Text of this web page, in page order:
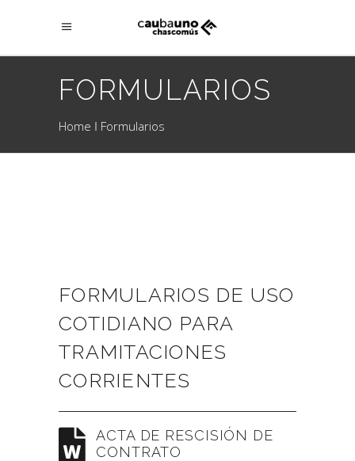
FORMULARIOS
Home Formularios
FORMULARIOS DE USO
COTIDIANO PARA
TRAMITACIONES
CORRIENTES
ACTA DE RESCISIÓN DE
CONTRATO